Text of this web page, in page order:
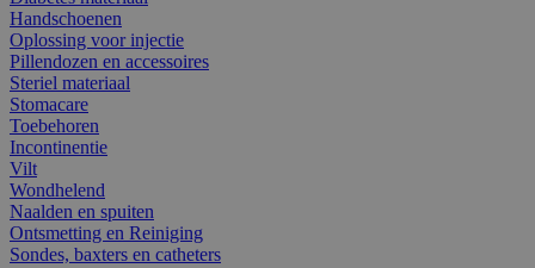
Handschoenen
Oplossing voor injectie
Pillendozen en accessoires
Steriel materiaal
Stomacare
Toebehoren
Incontinentie
Vilt
Wondhelend
Naalden en spuiten
Ontsmetting en Reiniging
Sondes, baxters en catheters